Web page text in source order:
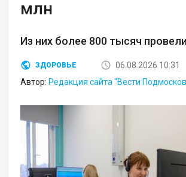
млн
Из них более 800 тысяч
ЗДОРОВЬЕ
06.08.2026 10:31
Автор: Редакция сайта "Вести